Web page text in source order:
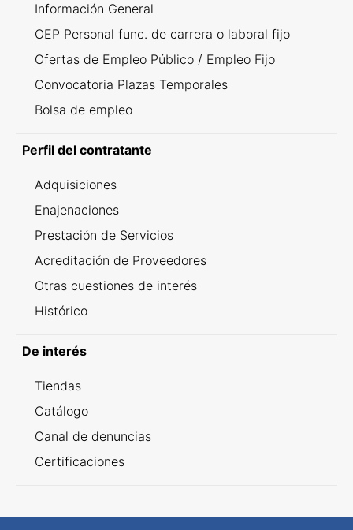
Información General
OEP Personal func. de carrera o laboral fijo
Ofertas de Empleo Público / Empleo Fijo
Convocatoria Plazas Temporales
Bolsa de empleo
Perfil del contratante
Adquisiciones
Enajenaciones
Prestación de Servicios
Acreditación de Proveedores
Otras cuestiones de interés
Histórico
De interés
Tiendas
Catálogo
Canal de denuncias
Certificaciones